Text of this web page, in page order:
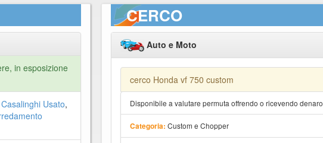
in esposizione
Usato,
CERCO
Auto e Moto
cerco Honda vf 750 custom
Disponibile a valutare permuta offrendo o ricevendo denaro
Categoria: Custom e Chopper